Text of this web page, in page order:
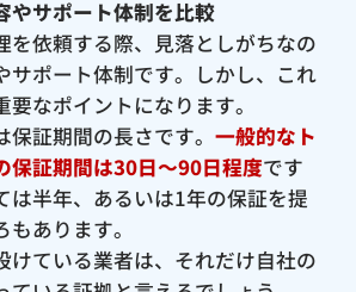
やサポート体制を比較
を依頼する際、見落としがちなの
サポート体制です。しかし、これ
要なポイントになります。
証期間の長さです。 一般的なト
保証期間は30日〜90日程度です
は半年、あるいは1年の保証を提
あります。
けている業者は、それだけ自社の